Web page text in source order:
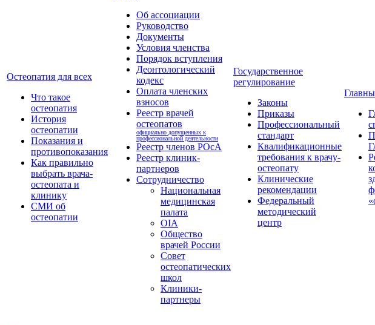
Остеопатия для всех
Что такое
остеопатия
История
остеопатии
Показания и
противопоказания
Как правильно
выбрать врача-
остеопата и
клинику
СМИ об
остеопатии
Об ассоциации
Руководство
Документы
Условия членства
Порядок вступления
Деонтологический
кодекс
Оплата членских
взносов
Реестр врачей
остеопатов
официально допущенных к
профессиональной деятельности
Реестр членов РОсА
Реестр клиник-
партнеров
Сотрудничество
Национальная
медицинская
палата
OIA
Общество
врачей России
Совет
остеопатических
школ
Клиники-
партнеры
Государственное
регулирование
Законы
Приказы
Профессиональный
стандарт
Квалификационные
требования к врачу-
остеопату
Клинические
рекомендации
Федеральный
методический
центр